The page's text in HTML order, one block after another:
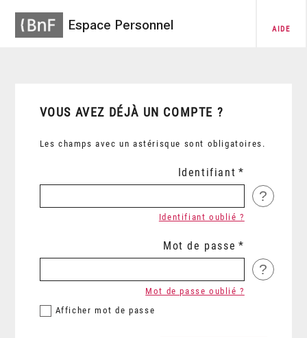
Espace Personnel AIDE
VOUS AVEZ DÉJÀ UN COMPTE ?
Les champs avec un astérisque sont obligatoires.
Identifiant
?
Identifiant oublié ?
Mot de passe
?
Afficher mot de passe
Mot de passe oublié ?